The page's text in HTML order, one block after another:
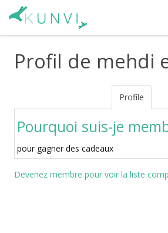
Profil de mehdi
Profile
Pourquoi suis-je
pour gagner des cadeaux
Devenez membre pour voir la liste